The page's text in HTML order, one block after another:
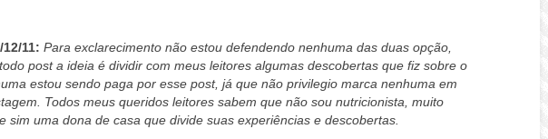
11: Para exclarecimento não estou defendendo nenhuma das duas opção,
post a ideia é dividir com meus leitores algumas descobertas que fiz sobre o
estou sendo paga por esse post, já que não privilegio marca nenhuma em
Todos meus queridos leitores sabem que não sou nutricionista, muito
sim uma dona de casa que divide suas experiências e descobertas.